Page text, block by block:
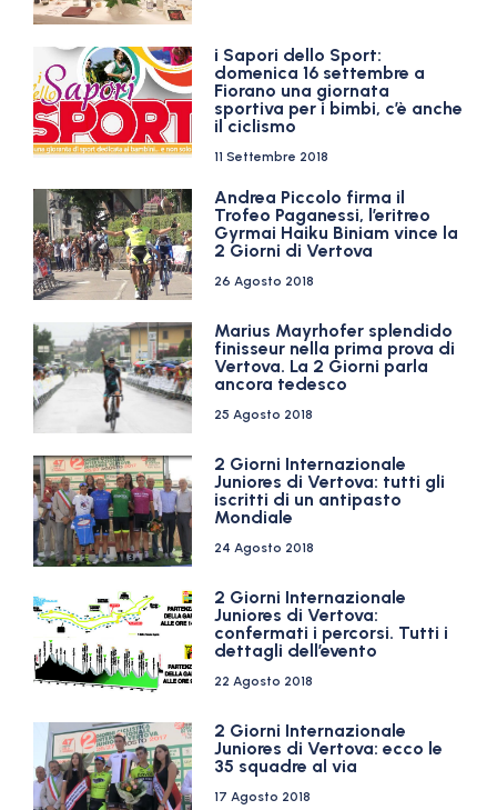
i Sapori dello Sport:
domenica 16 settembre a
Fiorano una giornata
sportiva per i bimbi, c’è anche
il ciclismo
11 Settembre 2018
Andrea Piccolo firma il
Trofeo Paganessi, l’eritreo
Gyrmai Haiku Biniam vince la
2 Giorni di Vertova
26 Agosto 2018
Marius Mayrhofer splendido
finisseur nella prima prova di
Vertova. La 2 Giorni parla
ancora tedesco
25 Agosto 2018
2 Giorni Internazionale
Juniores di Vertova: tutti gli
iscritti di un antipasto
Mondiale
24 Agosto 2018
2 Giorni Internazionale
Juniores di Vertova:
confermati i percorsi. Tutti i
dettagli dell’evento
22 Agosto 2018
2 Giorni Internazionale
Juniores di Vertova: ecco le
35 squadre al via
17 Agosto 2018